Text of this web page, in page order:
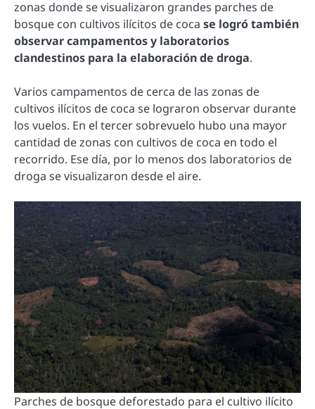
zonas donde se visualizaron grandes parches de
bosque con cultivos ilícitos de coca se logró también
observar campamentos y laboratorios
clandestinos para la elaboración de droga.
Varios campamentos de cerca de las zonas de
cultivos ilícitos de coca se lograron observar durante
los vuelos. En el tercer sobrevuelo hubo una mayor
cantidad de zonas con cultivos de coca en todo el
recorrido. Ese día, por lo menos dos laboratorios de
droga se visualizaron desde el aire.
Parches de bosque deforestado para el cultivo ilícito